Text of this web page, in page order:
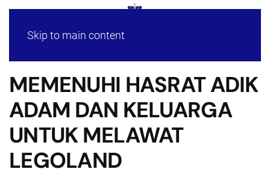
Skip to main content
MEMENUHI HASRAT ADIK
ADAM DAN KELUARGA
UNTUK MELAWAT
LEGOLAND